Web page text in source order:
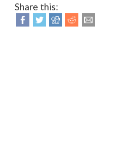
Share this: